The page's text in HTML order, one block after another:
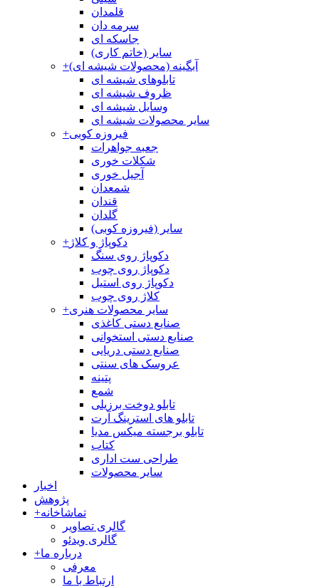
قلمدان
سرمه دان
جاسکه ای
سایر (خاتم کاری)
+آبگینه (محصولات شیشه ای)
تابلوهای شیشه ای
ظروف شیشه ای
وسایل شیشه ای
سایر محصولات شیشه ای
+فیروزه کوبی
جعبه جواهرات
شکلات خوری
آجیل خوری
شمعدان
قندان
گلدان
سایر (فیروزه کوبی)
+دکوپاژ و کلاژ
دکوپاژ روی سنگ
دکوپاژ روی چوب
دکوپاژ روی استیل
کلاژ روی چوب
+سایر محصولات هنری
صنایع دستی کاغذی
صنایع دستی استخوانی
صنایع دستی دریایی
عروسک های سنتی
پتینه
شمع
تابلو دوخت برزیلی
تابلو های استرینگ آرت
تابلو برجسته میکس مدیا
کتاب
طراحی ست اداری
سایر محصولات
اخبار
پژوهش
+تماشاخانه
گالری تصاویر
گالری ویدئو
+درباره ما
معرفی
ارتباط با ما